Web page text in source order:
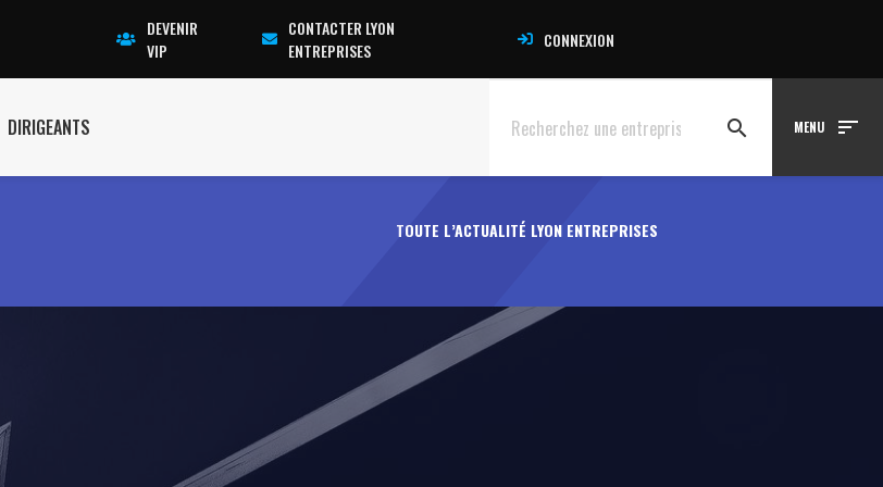
DEVENIR
VIP
CONTACTER LYON
ENTREPRISES
CONNEXION
DIRIGEANTS search MENU sort
TOUTE L’ACTUALITÉ LYON ENTREPRISES